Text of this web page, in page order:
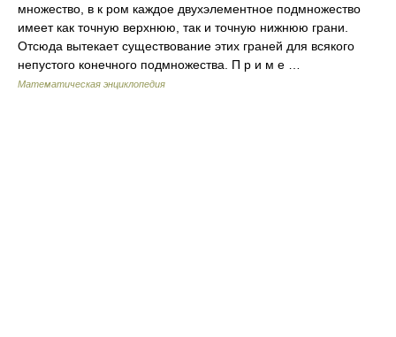
множество, в к ром каждое двухэлементное подмножество
имеет как точную верхнюю, так и точную нижнюю грани.
Отсюда вытекает существование этих граней для всякого
непустого конечного подмножества. П р и м е …
Математическая энциклопедия